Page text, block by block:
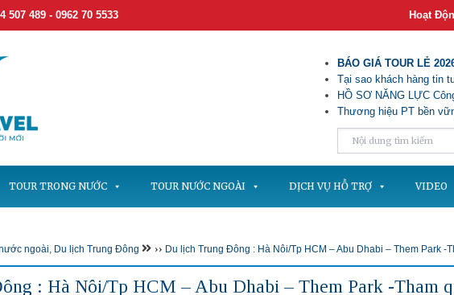
507 489 - 0962 70 5533 Hoạt
BÁO GIÁ TOUR LẺ
Tại sao khách hàng tin
HỒ SƠ NĂNG LỰC
Thương hiệu PT bền
TOUR TRONG NƯỚC TOUR NƯỚC NGOÀI DỊCH VỤ HỖ TRỢ VIDEO
ngoài, Du lịch Trung Đông ›› Du lịch Trung Đông : Hà Nôi/Tp HCM – Abu Dhabi – Them Park -
: Hà Nôi/Tp HCM – Abu Dhabi – Them Park -Tham